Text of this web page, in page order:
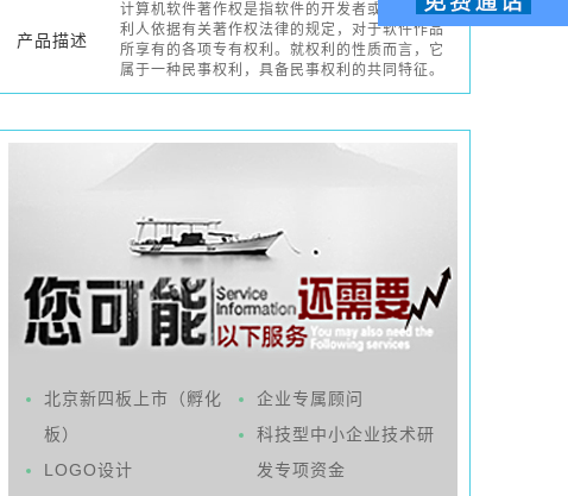
产品描述
计算机软件著作权是指软件的开发者或者其他权
利人依据有关著作权法律的规定，对于软件作品
所享有的各项专有权利。就权利的性质而言，它
属于一种民事权利，具备民事权利的共同特征。
企业专属顾问
科技型中小企业技术研
发专项资金
北京新四板上市（孵化
板）
LOGO设计